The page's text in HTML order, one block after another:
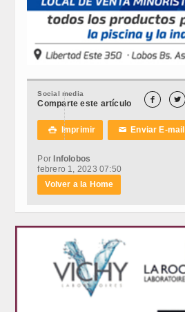
Social media
Comparte este artículo  
 Imprimir ✉Enviar E-mail
PorInfolobos
febrero 1, 2023 07:50
Volver a la Home